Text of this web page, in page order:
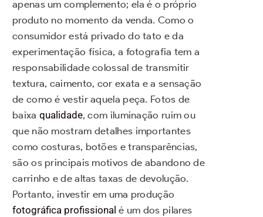
apenas um complemento; ela é o próprio
produto no momento da venda. Como o
consumidor está privado do tato e da
experimentação física, a fotografia tem a
responsabilidade colossal de transmitir
textura, caimento, cor exata e a sensação
de como é vestir aquela peça. Fotos de
baixa qualidade, com iluminação ruim ou
que não mostram detalhes importantes
como costuras, botões e transparências,
são os principais motivos de abandono de
carrinho e de altas taxas de devolução.
Portanto, investir em uma produção
fotográfica profissional é um dos pilares